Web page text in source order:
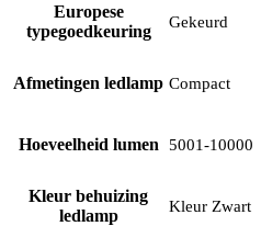
Europese
typegoedkeuring
Gekeurd
Afmetingen ledlamp Compact
Hoeveelheid lumen 5001-10000
Kleur behuizing
ledlamp
Kleur Zwart